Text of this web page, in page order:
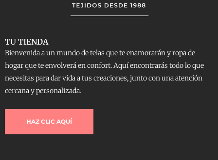
TU TIENDA
Bienvenida a un mundo de telas que te enamorarán y ropa de
hogar que te envolverá en confort. Aquí encontrarás todo lo que
necesitas para dar vida a tus creaciones, junto con una atención
cercana y personalizada.
HAZ CLIC AQUÍ